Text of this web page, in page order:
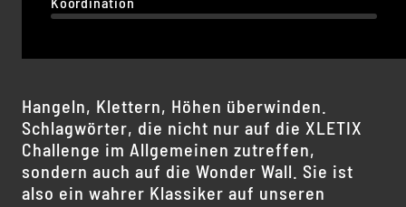
Hangeln, Klettern, Höhen überwinden.
Schlagwörter, die nicht nur auf die XLETIX
Challenge im Allgemeinen zutreffen,
sondern auch auf die Wonder Wall. Sie ist
also ein wahrer Klassiker auf unseren